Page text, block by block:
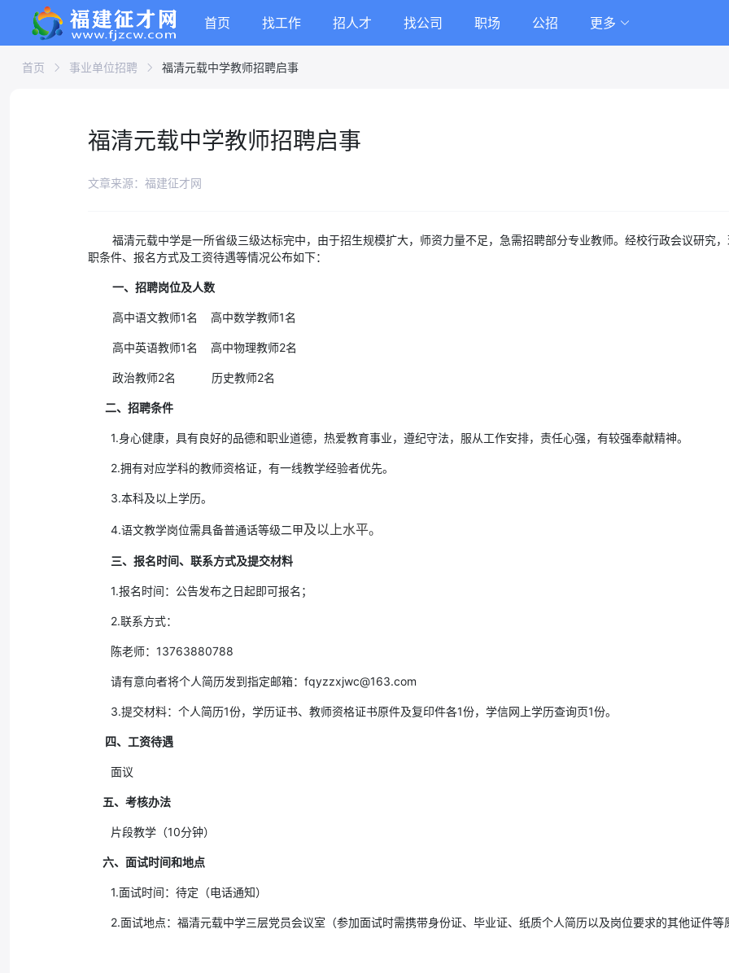
首页 找工作 招人才 找公司 职场 公招 更多
首页 事业单位招聘 福清元载中学教师招聘启事
福清元载中学教师招聘启事
文章来源：福建征才网
福清元载中学是一所省级三级达标完中，由于招生规模扩大，师资力量不足，急需招聘部分专业教师。经校行政会议研究
职条件、报名方式及工资待遇等情况公布如下：
一、招聘岗位及人数
高中语文教师1名 高中数学教师1名
高中英语教师1名 高中物理教师2名
政治教师2名 历史教师2名
二、招聘条件
1.身心健康，具有良好的品德和职业道德，热爱教育事业，遵纪守法，服从工作安排，责任心强，有较强奉献精神。
2.拥有对应学科的教师资格证，有一线教学经验者优先。
3.本科及以上学历。
4.语文教学岗位需具备普通话等级二甲及以上水平。
三、报名时间、联系方式及提交材料
1.报名时间：公告发布之日起即可报名；
2.联系方式：
陈老师：13763880788
请有意向者将个人简历发到指定邮箱：fqyzzxjwc@163.com
3.提交材料：个人简历1份，学历证书、教师资格证书原件及复印件各1份，学信网上学历查询页1份。
四、工资待遇
面议
五、考核办法
片段教学（10分钟）
六、面试时间和地点
1.面试时间：待定（电话通知）
2.面试地点：福清元载中学三层党员会议室（参加面试时需携带身份证、毕业证、纸质个人简历以及岗位要求的其他证件等